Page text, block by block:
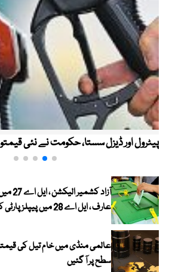
پیٹرول اور ڈیزل سستا، حکومت نے نئی
آزاد
عارف ، ایل اے 28 میں پیپلز پارٹی کے بازل نقوی کامیاب
عالمی منڈی میں خام تیل کی
سطح پر آ گئیں